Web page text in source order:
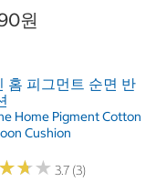
원
홈 피그먼트 순면 반
Home Pigment Cotton
Cushion
★★★
★★★ 3.7 (3)